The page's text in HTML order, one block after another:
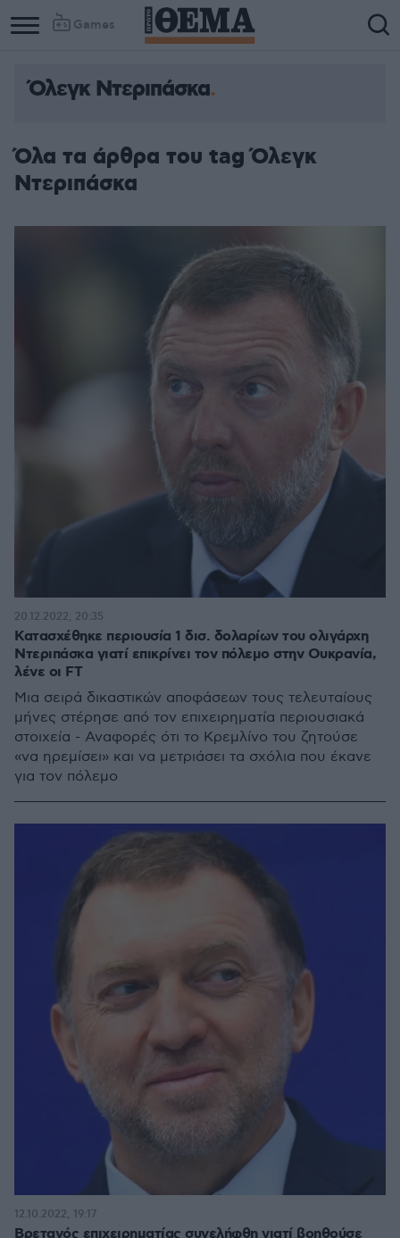
Games
Όλεγκ Ντεριπάσκα
Όλα τα άρθρα του tag Όλεγκ
Ντεριπάσκα
Κατασχέθηκε περιουσία 1 δισ. δολαρίων του ολιγάρχη
Ντεριπάσκα γιατί επικρίνει τον πόλεμο στην Ουκρανία,
λένε οι FT
Μια σειρά δικαστικών αποφάσεων τους τελευταίους
μήνες στέρησε από τον επιχειρηματία περιουσιακά
στοιχεία - Αναφορές ότι το Κρεμλίνο του ζητούσε
«να ηρεμίσει» και να μετριάσει τα σχόλια που έκανε
για τον πόλεμο
20.12.2022, 20:35
Βρετανός επιχειρηματίας συνελήφθη γιατί βοηθούσε
12.10.2022, 19:17